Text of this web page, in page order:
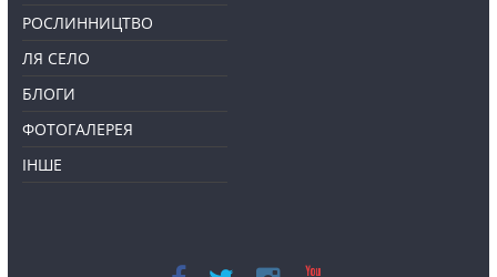
РОСЛИННИЦТВО
ЛЯ СЕЛО
БЛОГИ
ФОТОГАЛЕРЕЯ
ІНШЕ